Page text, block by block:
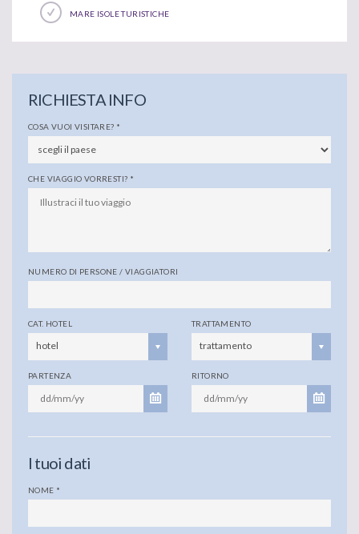
MARE ISOLE TURISTICHE
RICHIESTA INFO
COSA VUOI VISITARE? *
CHE VIAGGIO VORRESTI? *
NUMERO DI PERSONE / VIAGGIATORI
CAT. HOTEL
hotel
TRATTAMENTO
trattamento
PARTENZA RITORNO
I tuoi dati
NOME *